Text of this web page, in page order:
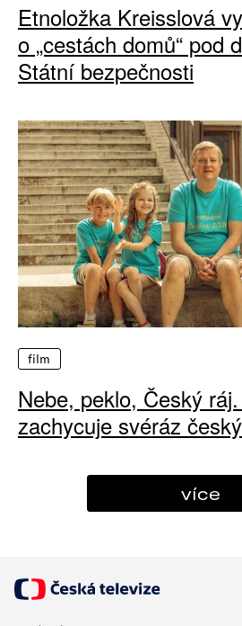
Etnoložka Kreisslová
o „cestách domů“ pod
Státní bezpečnosti
film
Nebe, peklo, Český
zachycuje svéráz
více